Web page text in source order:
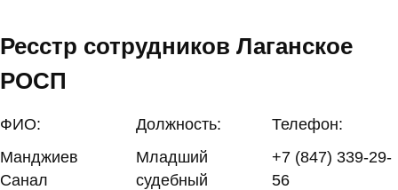
Ресстр сотрудников Лаганское
РОСП
ФИО: Должность:
Телефон:
Манджиев
Санал
Младший
судебный
+7 (847) 339-29-
56